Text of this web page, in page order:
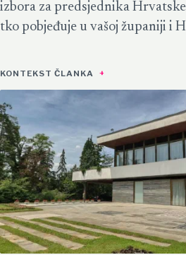
izbora za predsjednika
tko pobjeđuje u vašoj županiji i
KONTEKST ČLANKA